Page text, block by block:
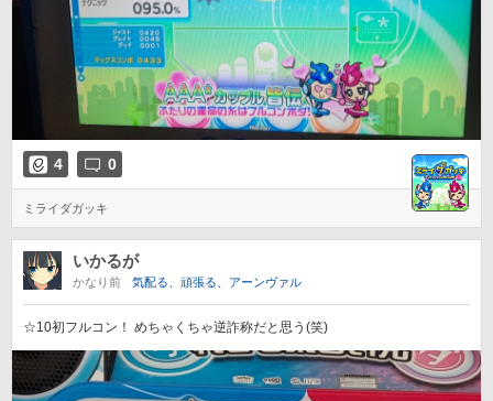
4 0
ミライダガッキ
いかるが
かなり前 気配る、頑張る、アーンヴァル
☆10初フルコン！ めちゃくちゃ逆詐称だと思う(笑)